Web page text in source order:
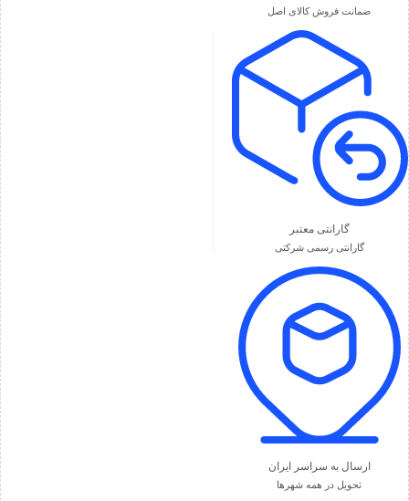
ضمانت فروش کالای اصل
گارانتی معتبر
گارانتی رسمی شرکتی
ارسال به سراسر ایران
تحویل در همه شهرها